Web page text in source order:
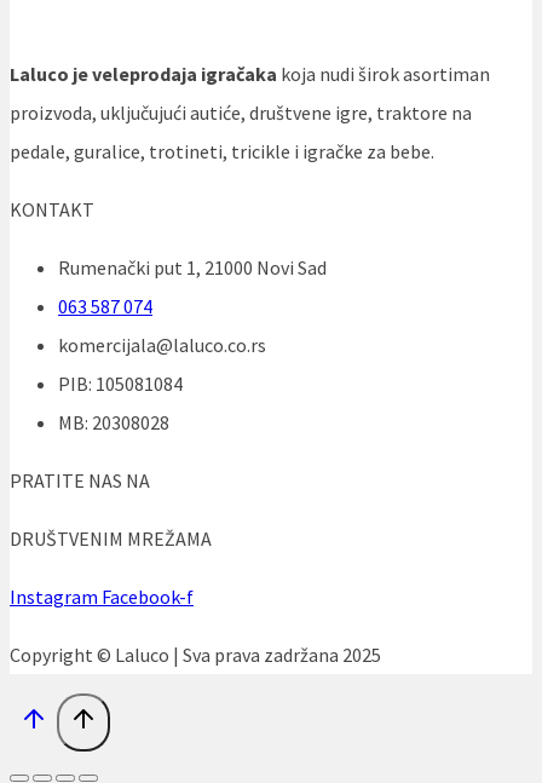
Laluco je veleprodaja igračaka koja nudi širok asortiman
proizvoda, uključujući autiće, društvene igre, traktore na
pedale, guralice, trotineti, tricikle i igračke za bebe.
KONTAKT
Rumenački put 1, 21000 Novi Sad
063 587 074
komercijala@laluco.co.rs
PIB: 105081084
MB: 20308028
PRATITE NAS NA
DRUŠTVENIM MREŽAMA
Instagram Facebook-f
Copyright © Laluco | Sva prava zadržana 2025